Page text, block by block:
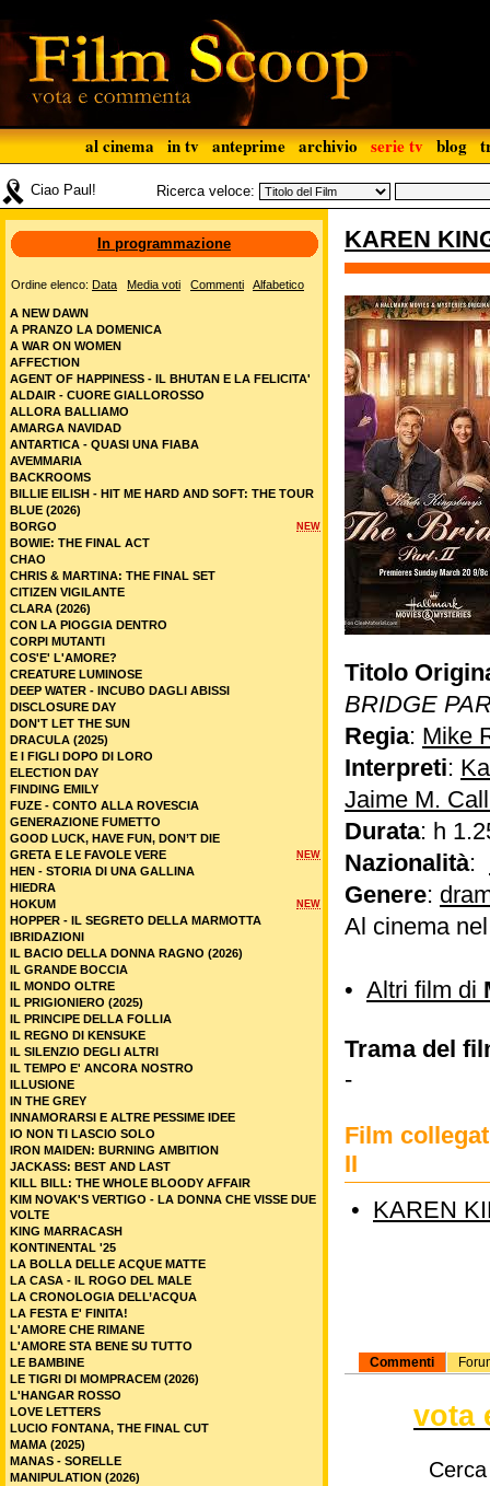
al cinema in tv anteprime archivio serie tv blog
Ciao Paul! Ricerca veloce:
KAREN
Titolo
BRIDGE
Regia: Mike
Interpreti:
Jaime M.
Durata: h
Nazionalità:
Genere:
Al cinema
• Altri film di
Trama del
-
Film
II
• KAREN
Commenti
vota
In programmazione
Ordine elenco: Data Media voti Commenti Alfabetico
A NEW DAWN
A PRANZO LA DOMENICA
A WAR ON WOMEN
AFFECTION
AGENT OF HAPPINESS - IL BHUTAN E LA FELICITA'
ALDAIR - CUORE GIALLOROSSO
ALLORA BALLIAMO
AMARGA NAVIDAD
ANTARTICA - QUASI UNA FIABA
AVEMMARIA
BACKROOMS
BILLIE EILISH - HIT ME HARD AND SOFT: THE TOUR
BLUE (2026)
NEW
BORGO
BOWIE: THE FINAL ACT
CHAO
CHRIS & MARTINA: THE FINAL SET
CITIZEN VIGILANTE
CLARA (2026)
CON LA PIOGGIA DENTRO
CORPI MUTANTI
COS'E' L'AMORE?
CREATURE LUMINOSE
DEEP WATER - INCUBO DAGLI ABISSI
DISCLOSURE DAY
DON'T LET THE SUN
DRACULA (2025)
E I FIGLI DOPO DI LORO
ELECTION DAY
FINDING EMILY
FUZE - CONTO ALLA ROVESCIA
GENERAZIONE FUMETTO
GOOD LUCK, HAVE FUN, DON’T DIE
NEW
GRETA E LE FAVOLE VERE
HEN - STORIA DI UNA GALLINA
HIEDRA
NEW
HOKUM
HOPPER - IL SEGRETO DELLA MARMOTTA
IBRIDAZIONI
IL BACIO DELLA DONNA RAGNO (2026)
IL GRANDE BOCCIA
IL MONDO OLTRE
IL PRIGIONIERO (2025)
IL PRINCIPE DELLA FOLLIA
IL REGNO DI KENSUKE
IL SILENZIO DEGLI ALTRI
IL TEMPO E' ANCORA NOSTRO
ILLUSIONE
IN THE GREY
INNAMORARSI E ALTRE PESSIME IDEE
IO NON TI LASCIO SOLO
IRON MAIDEN: BURNING AMBITION
JACKASS: BEST AND LAST
KILL BILL: THE WHOLE BLOODY AFFAIR
KIM NOVAK'S VERTIGO - LA DONNA CHE VISSE DUE
VOLTE
KING MARRACASH
KONTINENTAL '25
LA BOLLA DELLE ACQUE MATTE
LA CASA - IL ROGO DEL MALE
LA CRONOLOGIA DELL’ACQUA
LA FESTA E' FINITA!
L'AMORE CHE RIMANE
L'AMORE STA BENE SU TUTTO
LE BAMBINE
LE TIGRI DI MOMPRACEM (2026)
L'HANGAR ROSSO
LOVE LETTERS
LUCIO FONTANA, THE FINAL CUT
MAMA (2025)
MANAS - SORELLE
MANIPULATION (2026)